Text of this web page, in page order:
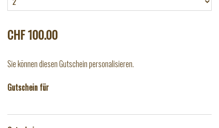
CHF 100.00
Sie können diesen Gutschein personalisieren.
Gutschein für